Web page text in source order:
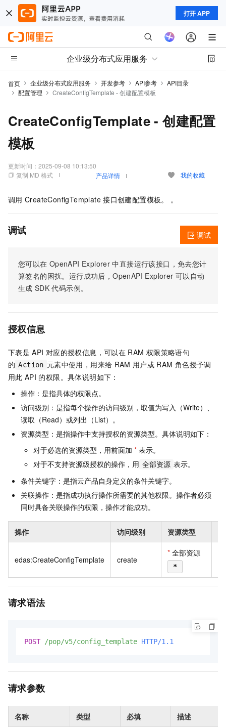
打开 APP
企业级分布式应用服务
首页 企业级分布式应用服务 开发参考 API参考
API目录
配置管理
CreateConfigTemplate - 创建配置模板
CreateConfigTemplate - 创建配置
模板
更新时间： 2025-09-08 10:13:50
复制 MD 格式
产品详情 我的收藏
调用 CreateConfigTemplate 接口创建配置模板。 。
调试
您可以在 OpenAPI Explorer 中直接运行该接口，免去您计
算签名的困扰。运行成功后，OpenAPI Explorer 可以自动
生成 SDK 代码示例。
调试
授权信息
下表是 API 对应的授权信息，可以在 RAM 权限策略语句
的 Action 元素中使用，用来给 RAM 用户或 RAM 角色授予调
用此 API 的权限。具体说明如下：
操作：是指具体的权限点。
访问级别：是指每个操作的访问级别，取值为写入（Write）、
读取（Read）或列出（List）。
资源类型：是指操作中支持授权的资源类型。具体说明如下：
对于必选的资源类型，用前面加 * 表示。
对于不支持资源级授权的操作，用 全部资源 表示。
条件关键字：是指云产品自身定义的条件关键字。
关联操作：是指成功执行操作所需要的其他权限。操作者必须
同时具备关联操作的权限，操作才能成功。
操作 访问级别 资源类型
edas:CreateConfigTemplate create
* 全部资源
*
请求语法
POST /pop/v5/config_template HTTP/1.1
请求参数
名称 类型 必填 描述